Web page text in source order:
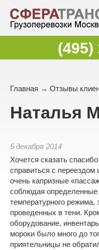
(495)
Главная → Отзывы
Наталья
5 декабря 2014
Хочется сказать
справиться с переездом
очень капризные
соблюдая определенные
температурного режима,
проведенных в тени.
оборудование,
мороки было много до
приятельницы не